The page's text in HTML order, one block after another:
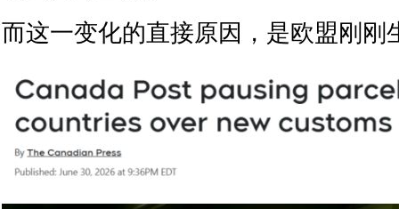
而这一变化的直接原因，是欧盟刚刚